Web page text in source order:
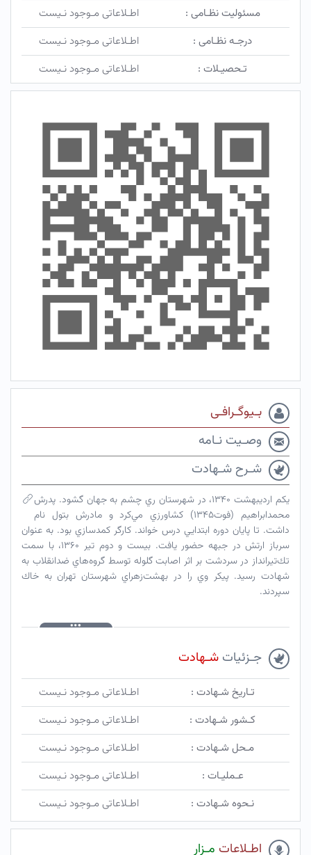
مسئولیت نظـامی :
اطـلاعاتی مـوجود نـیست
درجـه نظـامی :
اطـلاعاتی مـوجود نـیست
تـحصیـلات :
اطـلاعاتی مـوجود نـیست
بـیوگـرافـی
وصـیت نـامه
شـرح شـهادت
يكم ارديبهشت ۱۳۴۰، در شهرستان ري چشم به جهان گشود. پدرش
محمدابراهيم (فوت۱۳۴۵) كشاورزي مي‌كرد و مادرش بتول نام
داشت. تا پايان دوره ابتدايي درس خواند. كارگر كمدسازي بود. به عنوان
سرباز ارتش در جبهه حضور يافت. بيست و دوم تير ۱۳۶۰، با سمت
تك‌تيرانداز در سردشت بر اثر اصابت گلوله توسط گروه‌هاي ضدانقلاب به
شهادت رسيد. پيكر وي را در بهشت‌زهراي شهرستان تهران به خاك
سپردند.
جـزئیات شـهادت
تـاریخ شـهادت :
اطـلاعاتی مـوجود نـیست
کـشور شـهادت :
اطـلاعاتی مـوجود نـیست
مـحل شـهادت :
اطـلاعاتی مـوجود نـیست
عـملیـات :
اطـلاعاتی مـوجود نـیست
نـحوه شـهادت :
اطـلاعاتی مـوجود نـیست
اطـلاعات مـزار